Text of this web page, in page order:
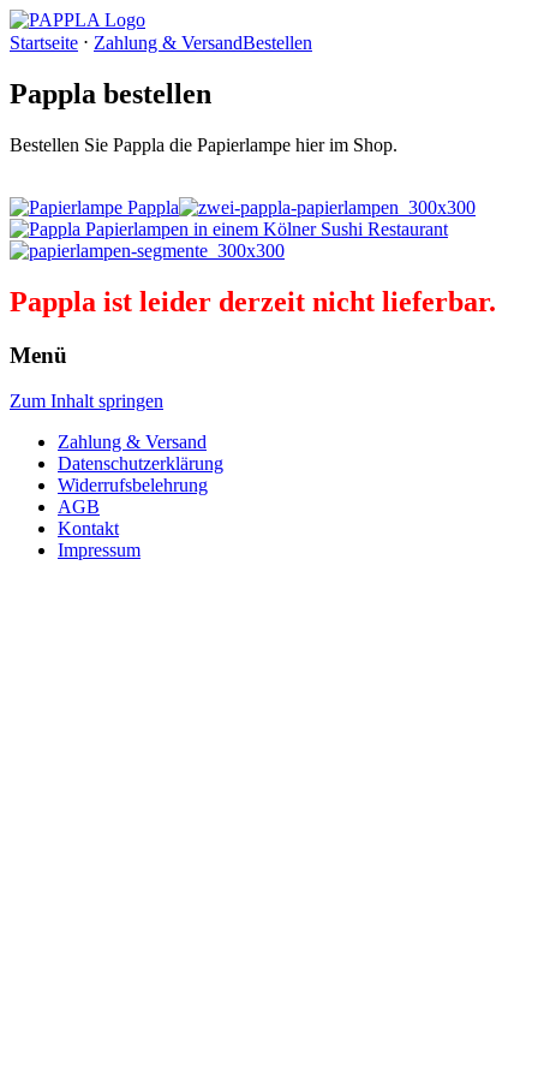
Startseite ⋅ Zahlung & VersandBestellen
Pappla bestellen
Bestellen Sie Pappla die Papierlampe hier im Shop.
Pappla ist leider derzeit nicht lieferbar.
Menü
Zum Inhalt springen
Zahlung & Versand
Datenschutzerklärung
Widerrufsbelehrung
AGB
Kontakt
Impressum